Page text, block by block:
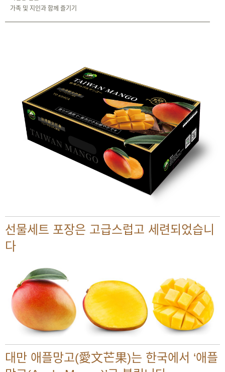
가족 및 지인과 함께 즐기기
선물세트 포장은 고급스럽고 세련되었습니
다
대만 애플망고(愛文芒果)는 한국에서 ‘애플